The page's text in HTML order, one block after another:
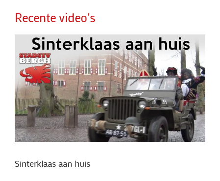
Recente video's
Sinterklaas aan huis